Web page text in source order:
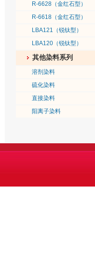
R-6628（金红石型）
R-6618（金红石型）
LBA121（锐钛型）
LBA120（锐钛型）
其他染料系列
溶剂染料
硫化染料
直接染料
阳离子染料